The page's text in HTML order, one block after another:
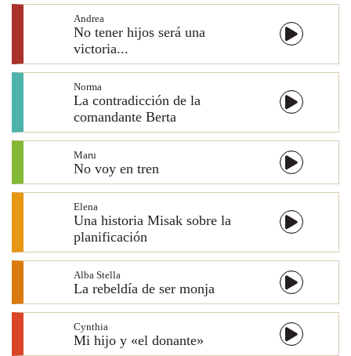
Andrea
No tener hijos será una
victoria...
Norma
La contradicción de la
comandante Berta
Maru
No voy en tren
Elena
Una historia Misak sobre la
planificación
Alba Stella
La rebeldía de ser monja
Cynthia
Mi hijo y «el donante»